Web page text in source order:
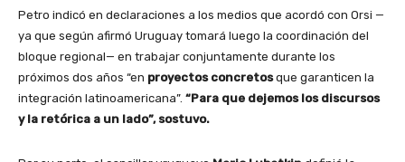
Petro indicó en declaraciones a los medios que acordó con Orsi —
ya que según afirmó Uruguay tomará luego la coordinación del
bloque regional— en trabajar conjuntamente durante los
próximos dos años “en proyectos concretosque garanticen la
integración latinoamericana”. “Para que dejemos los discursos
y la retórica a un lado”, sostuvo.